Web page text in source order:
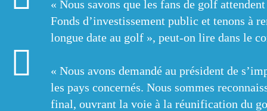
« Nous savons que les fans de golf
Fonds d’investissement public et tenons à
longue date au golf », peut-on lire dans le
« Nous avons demandé au président de
les pays concernés. Nous sommes
final, ouvrant la voie à la réunification du